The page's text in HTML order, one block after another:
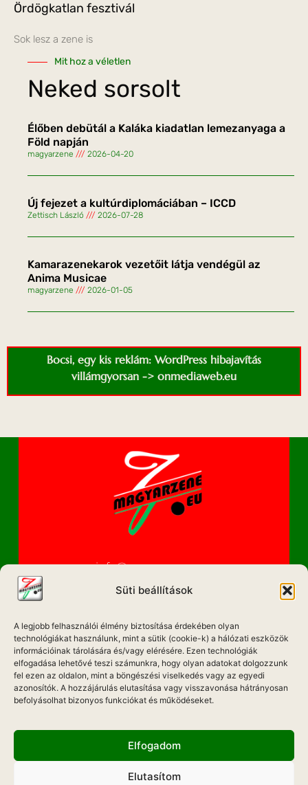
Süti beállítások
A legjobb felhasználói élmény biztosítása érdekében olyan
technológiákat használunk, mint a sütik (cookie-k) a hálózati eszközök
információinak tárolására és/vagy elérésére. Ezen technológiák
elfogadása lehetővé teszi számunkra, hogy olyan adatokat dolgozzunk
fel ezen az oldalon, mint a böngészési viselkedés vagy az egyedi
azonosítók. A hozzájárulás elutasítása vagy visszavonása hátrányosan
befolyásolhat bizonyos funkciókat és működéseket.
Elfogadom
Elutasítom
Ördögkatlan fesztivál
Sok lesz a zene is
Mit hoz a véletlen
Neked sorsolt
Élőben debütál a Kaláka kiadatlan lemezanyaga a
Föld napján
magyarzene 2026-04-20
Új fejezet a kultúrdiplomáciában – ICCD
Zettisch László 2026-07-28
Kamarazenekarok vezetőit látja vendégül az
Anima Musicae
magyarzene 2026-01-05
Bocsi, egy kis reklám: WordPress hibajavítás
villámgyorsan -> onmediaweb.eu
info@magyarzene.eu
IMPRESSZUM
ETIKAI KÓDEX
MÉDIA AJÁNLAT
ADATKEZELÉSI NYILATKOZAT